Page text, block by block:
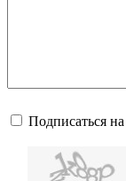
Подписаться